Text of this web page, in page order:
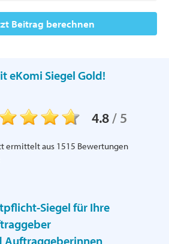
Beitrag berechnen
eKomi Siegel Gold!
4.8/ 5
ermittelt aus 1515 Bewertungen
Siegel für Ihre
Auftraggeberinnen